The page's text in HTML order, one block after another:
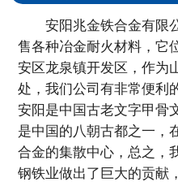
安阳兆金铁合金有限
售各种冶金耐火材料，它
安区龙泉镇开发区，作为
处，我们公司有非常便利
安阳是中国古老文字甲骨
是中国的八朝古都之一，
合金的集散中心，总之，
钢铁业做出了巨大的贡献